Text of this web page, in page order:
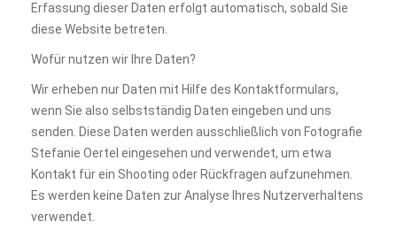
Erfassung dieser Daten erfolgt automatisch, sobald Sie
diese Website betreten.
Wofür nutzen wir Ihre Daten?
Wir erheben nur Daten mit Hilfe des Kontaktformulars,
wenn Sie also selbstständig Daten eingeben und uns
senden. Diese Daten werden ausschließlich von Fotografie
Stefanie Oertel eingesehen und verwendet, um etwa
Kontakt für ein Shooting oder Rückfragen aufzunehmen.
Es werden keine Daten zur Analyse Ihres Nutzerverhaltens
verwendet.